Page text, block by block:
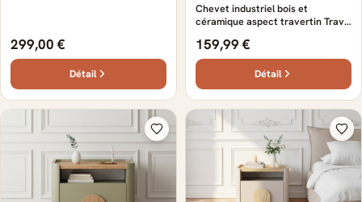
299,00 €
Détail
Chevet industriel bois et
céramique aspect travertin Travis
travertin
159,99 €
Détail